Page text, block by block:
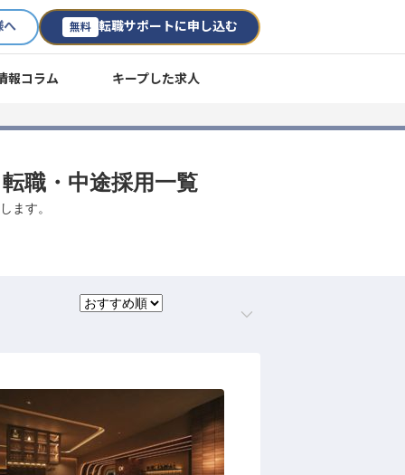
へ 無料 転職サポートに申し込む
報コラム キープした求人
職・中途採用一覧
ます。